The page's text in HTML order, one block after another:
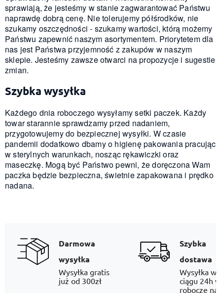
sprawiają, że jesteśmy w stanie zagwarantować Państwu
naprawdę dobrą cenę. Nie tolerujemy półśrodków, nie
szukamy oszczędności - szukamy wartości, którą możemy
Państwu zapewnić naszym asortymentem. Priorytetem dla
nas jest Państwa przyjemność z zakupów w naszym
sklepie. Jesteśmy zawsze otwarci na propozycje i sugestie
zmian.
Szybka wysyłka
Każdego dnia roboczego wysyłamy setki paczek. Każdy
towar starannie sprawdzamy przed nadaniem,
przygotowujemy do bezpiecznej wysyłki. W czasie
pandemii dodatkowo dbamy o higienę pakowania pracując
w sterylnych warunkach, nosząc rękawiczki oraz
maseczkę. Mogą być Państwo pewni, że doręczona Wam
paczka będzie bezpieczna, świetnie zapakowana i prędko
nadana.
Darmowa
wysyłka
Wysyłka gratis
już od 300zł
Szybka
dostawa
Wysyłka w
ciągu 24h
robocze na